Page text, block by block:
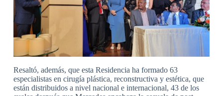
Resaltó, además, que esta Residencia ha formado 63
especialistas en cirugía plástica, reconstructiva y estética, que
están distribuidos a nivel nacional e internacional, 43 de los